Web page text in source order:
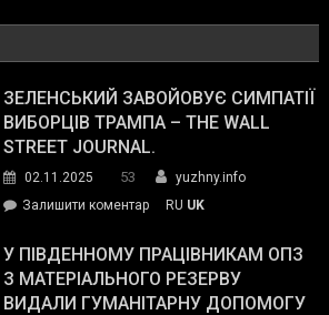
ЗЕЛЕНСЬКИЙ ЗАВОЙОВУЄ СИМПАТІЇ
ВИБОРЦІВ ТРАМПА – THE WALL
STREET JOURNAL.
02.11.2025 53
yuzhny.info
Залишити коментарon
завойовує
симпатії
виборців
RU UK
У ПІВДЕННОМУ ПРАЦІВНИКАМ ОПЗ
З МАТЕРІАЛЬНОГО РЕЗЕРВУ
ВИДАЛИ ГУМАНІТАРНУ ДОПОМОГУ